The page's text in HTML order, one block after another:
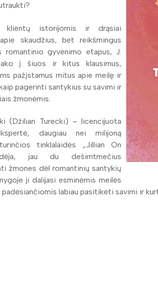
klientų istorijomis ir drąsiai
skaudžius, bet reikšmingus
romantinio gyvenimo etapus, J.
į šiuos ir kitus klausimus,
pažįstamus mitus apie meilę ir
pagerinti santykius su savimi ir
žmonėmis.
(Džilian Turecki) – licencijuota
daugiau nei milijoną
tinklalaidės „Jillian On
jau du dešimtmečius
žmones dėl romantinių santykių
ji dalijasi esminėmis meilės
labiau pasitikėti savimi ir